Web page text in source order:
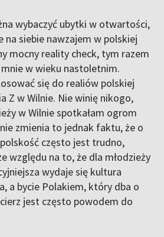
wybaczyć ubytki w otwartości,
na siebie nawzajem w polskiej
mocny reality check, tym razem
w wieku nastoletnim.
się do realiów polskiej
Z w Wilnie. Nie winię nikogo,
w Wilnie spotkałam ogrom
zmienia to jednak faktu, że o
często jest trudno,
względu na to, że dla młodzieży
wydaje się kultura
a bycie Polakiem, który dba o
jest często powodem do